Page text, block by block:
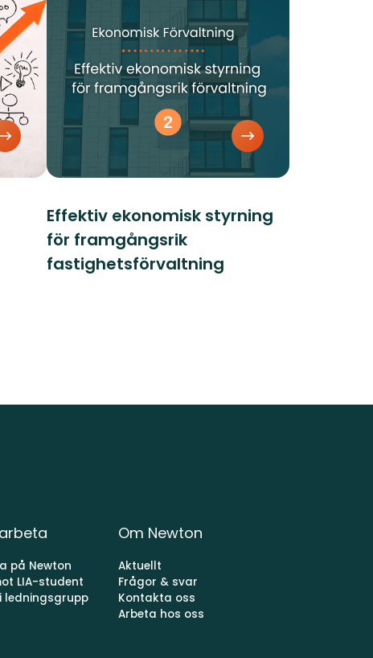
Effektiv ekonomisk styrning
för framgångsrik
fastighetsförvaltning
på Newton
LIA-student
ledningsgrupp
Om Newton
Aktuellt
Frågor & svar
Kontakta oss
Arbeta hos oss